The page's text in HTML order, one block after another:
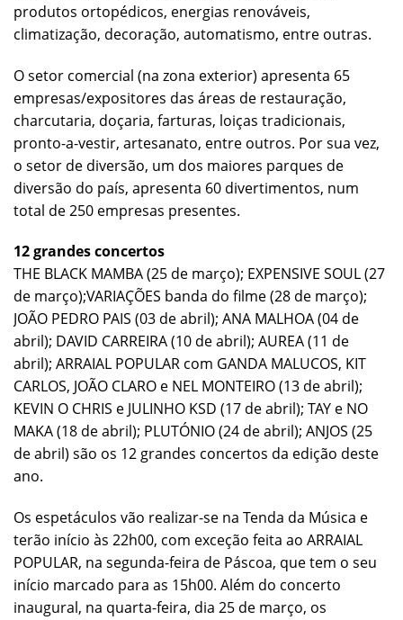
produtos ortopédicos, energias renováveis,
climatização, decoração, automatismo, entre outras.
O setor comercial (na zona exterior) apresenta 65
empresas/expositores das áreas de restauração,
charcutaria, doçaria, farturas, loiças tradicionais,
pronto-a-vestir, artesanato, entre outros. Por sua vez,
o setor de diversão, um dos maiores parques de
diversão do país, apresenta 60 divertimentos, num
total de 250 empresas presentes.
12 grandes concertos
THE BLACK MAMBA (25 de março); EXPENSIVE SOUL (27
de março);VARIAÇÕES banda do filme (28 de março);
JOÃO PEDRO PAIS (03 de abril); ANA MALHOA (04 de
abril); DAVID CARREIRA (10 de abril); AUREA (11 de
abril); ARRAIAL POPULAR com GANDA MALUCOS, KIT
CARLOS, JOÃO CLARO e NEL MONTEIRO (13 de abril);
KEVIN O CHRIS e JULINHO KSD (17 de abril); TAY e NO
MAKA (18 de abril); PLUTÓNIO (24 de abril); ANJOS (25
de abril) são os 12 grandes concertos da edição deste
ano.
Os espetáculos vão realizar-se na Tenda da Música e
terão início às 22h00, com exceção feita ao ARRAIAL
POPULAR, na segunda-feira de Páscoa, que tem o seu
início marcado para as 15h00. Além do concerto
inaugural, na quarta-feira, dia 25 de março, os